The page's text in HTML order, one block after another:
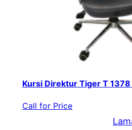
Kursi Direktur Tiger T 1378
Call for Price